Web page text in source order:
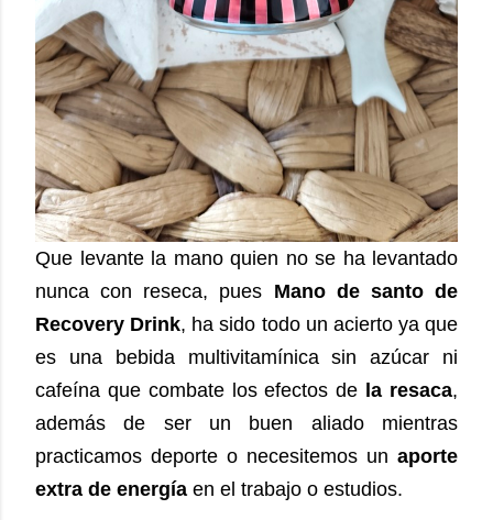
Que levante la mano quien no se ha levantado
nunca con reseca, pues Mano de santo de
Recovery Drink, ha sido todo un acierto ya que
es una bebida multivitamínica sin azúcar ni
cafeína que combate los efectos de la resaca,
además de ser un buen aliado mientras
practicamos deporte o necesitemos un aporte
extra de energía en el trabajo o estudios.